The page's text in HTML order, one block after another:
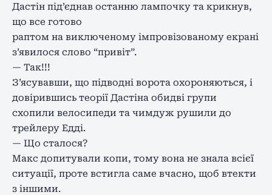
Дастін під’єднав останню лампочку та крикнув,
що все готово
раптом на виключеному імпровізованому екрані
з’явилося слово “привіт”.
— Так!!!
З’ясувавши, що підводні ворота охороняються, і
довірившись теорії Дастіна обидві групи
схопили велосипеди та чимдуж рушили до
трейлеру Едді.
— Що сталося?
Макс допитували копи, тому вона не знала всієї
ситуації, проте встигла саме вчасно, щоб втекти
з іншими.